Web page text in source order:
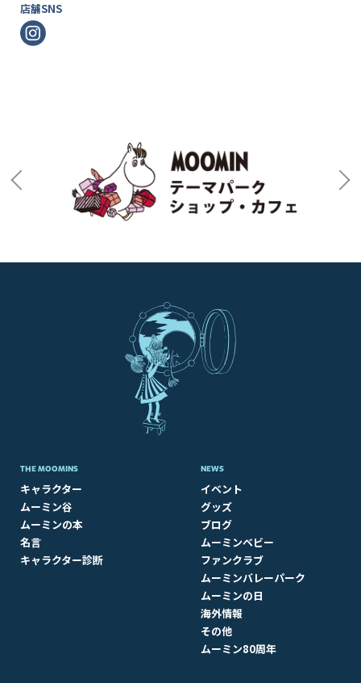
店舗SNS
THE MOOMINS
キャラクター
ムーミン谷
ムーミンの本
名言
キャラクター診断
NEWS
イベント
グッズ
ブログ
ムーミンベビー
ファンクラブ
ムーミンバレーパーク
ムーミンの日
海外情報
その他
ムーミン80周年